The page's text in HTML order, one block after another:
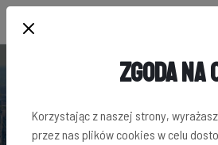
SŁOWNIK TERMINÓW
Zgoda na
Korzystając z naszej strony,
przez nas plików cookies w celu